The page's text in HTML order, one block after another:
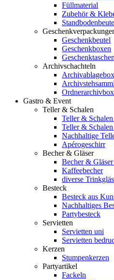
Füllmaterial
Zubehör &
Geschenkbeutel
Geschenkboxen
Geschenktaschen
Archivschachteln
Gastro & Event
Teller & Schalen
Teller &
Teller &
Nachhaltige
Apérogeschirr
Becher & Gläser
Becher &
Kaffeebecher
diverse
Besteck
Besteck aus
Nachhaltiges
Partybesteck
Servietten
Servietten uni
Servietten
Kerzen
Stumpenkerzen
Partyartikel
Fackeln